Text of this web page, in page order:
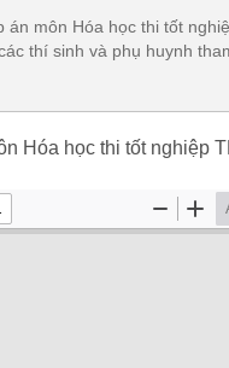
án môn Hóa học thi tốt
thí sinh và phụ huynh
Hóa học thi tốt nghiệp